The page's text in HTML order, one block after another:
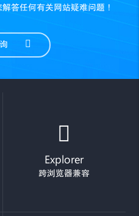
答任何有关网站疑难问题！
询
Explorer
跨浏览器兼容